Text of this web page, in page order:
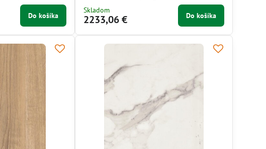
Do košíka
Skladom
2233,06 € Do košíka